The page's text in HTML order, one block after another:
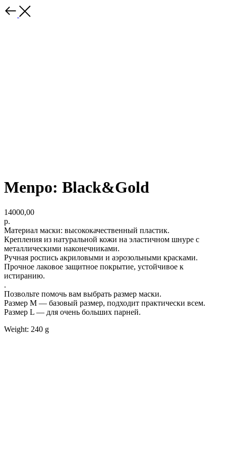
Menpo: Black&Gold
14000,00
р.
Материал маски: высококачественный пластик.
Крепления из натуральной кожи на эластичном шнуре с
металлическими наконечниками.
Ручная роспись акриловыми и аэрозольными красками.
Прочное лаковое защитное покрытие, устойчивое к
истиранию.
.
Позвольте помочь вам выбрать размер маски.
Размер М — базовый размер, подходит практически всем.
Размер L — для очень больших парней.
Weight: 240 g